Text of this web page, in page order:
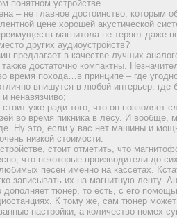
понятном устройстве.
– не главное достоинство,
цене хорошей акустической
магнитола не теряет даже
других аудиоустройств?
предлагает в качестве лучших
достаточно компактны.
время похода…в принципе – где
впишутся в любой интерьер:
ненавязчиво;
уже ради того, что он
во время пикника в лесу. И вообще,
Ну это, если у вас нет машины и
низкой стоимости.
стоит отметить, что
что некоторые производители до
песен именно на кассетах.
записывать их на магнитную ленту.
дополняет тюнер, то есть, с его
К тому же, сам тюнер
настройки, а количество помех